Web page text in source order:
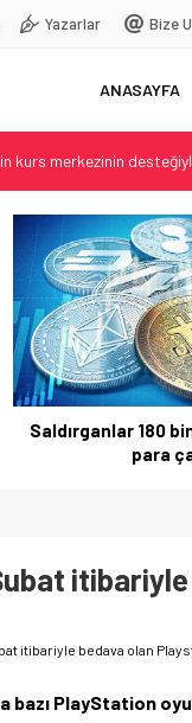
Yazarlar Bize
ANASAYFA
kurs merkezinin
sordu: Mersin
filosunu güçlendirdi
dünya sinemasına
Şehitlerin
Saldırganlar 180
para
itibariyle bedava olan
bazı PlayStation